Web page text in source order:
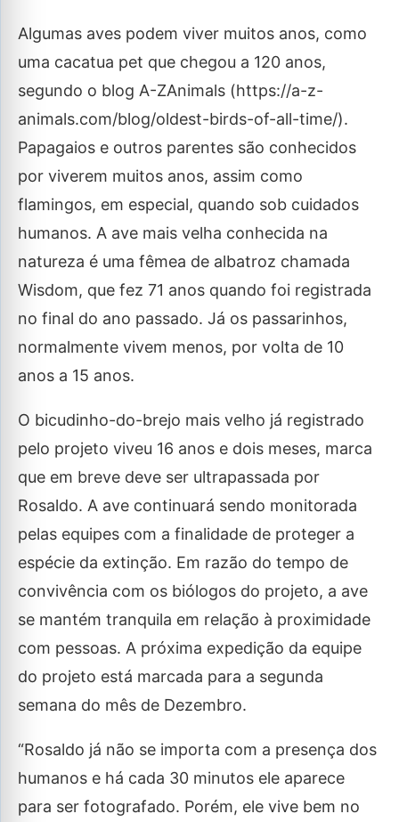
Algumas aves podem viver muitos anos, como
uma cacatua pet que chegou a 120 anos,
segundo o blog A-ZAnimals (https://a-z-
animals.com/blog/oldest-birds-of-all-time/).
Papagaios e outros parentes são conhecidos
por viverem muitos anos, assim como
flamingos, em especial, quando sob cuidados
humanos. A ave mais velha conhecida na
natureza é uma fêmea de albatroz chamada
Wisdom, que fez 71 anos quando foi registrada
no final do ano passado. Já os passarinhos,
normalmente vivem menos, por volta de 10
anos a 15 anos.
O bicudinho-do-brejo mais velho já registrado
pelo projeto viveu 16 anos e dois meses, marca
que em breve deve ser ultrapassada por
Rosaldo. A ave continuará sendo monitorada
pelas equipes com a finalidade de proteger a
espécie da extinção. Em razão do tempo de
convivência com os biólogos do projeto, a ave
se mantém tranquila em relação à proximidade
com pessoas. A próxima expedição da equipe
do projeto está marcada para a segunda
semana do mês de Dezembro.
“Rosaldo já não se importa com a presença dos
humanos e há cada 30 minutos ele aparece
para ser fotografado. Porém, ele vive bem no